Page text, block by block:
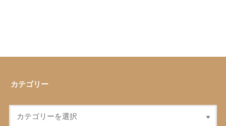
カテゴリー